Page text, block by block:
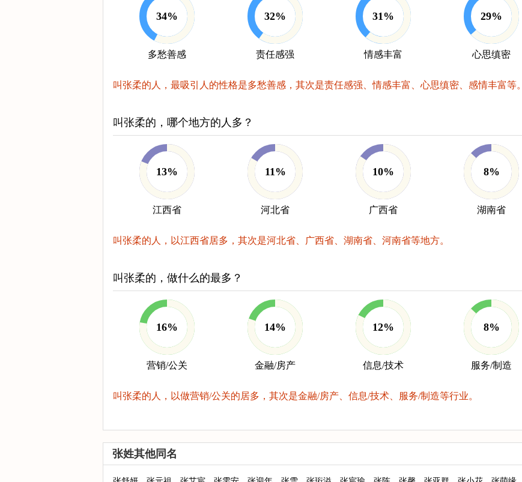
34%
多愁善感
32%
责任感强
31%
情感丰富
29%
心思缜密
叫张柔的人，最吸引人的性格是多愁善感，其次是责任感强、情感丰富、心思缜密、感情丰富等。
叫张柔的，哪个地方的人多？
13%
江西省
11%
河北省
10%
广西省
8%
湖南省
叫张柔的人，以江西省居多，其次是河北省、广西省、湖南省、河南省等地方。
叫张柔的，做什么的最多？
16%
营销/公关
14%
金融/房产
12%
信息/技术
8%
服务/制造
叫张柔的人，以做营销/公关的居多，其次是金融/房产、信息/技术、服务/制造等行业。
张姓其他同名